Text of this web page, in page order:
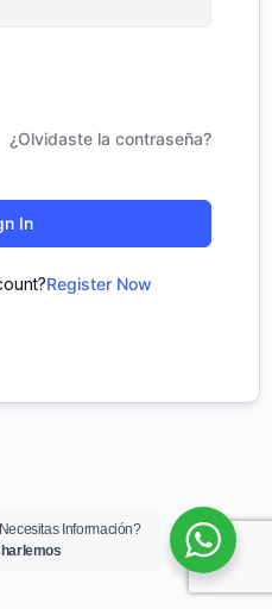
¿Olvidaste la contraseña?
In
Register Now
Información?